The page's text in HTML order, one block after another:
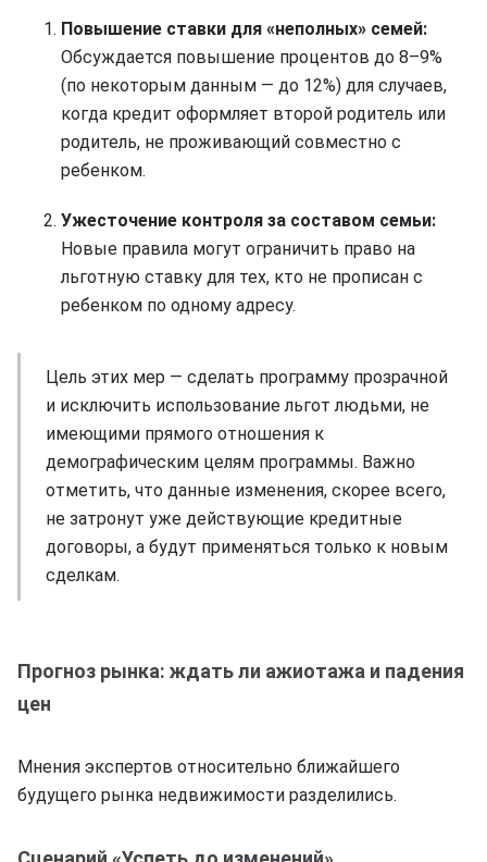
Повышение ставки для «неполных» семей:
Обсуждается повышение процентов до 8–9%
(по некоторым данным — до 12%) для случаев,
когда кредит оформляет второй родитель или
родитель, не проживающий совместно с
ребенком.
Ужесточение контроля за составом семьи:
Новые правила могут ограничить право на
льготную ставку для тех, кто не прописан с
ребенком по одному адресу.
Цель этих мер — сделать программу прозрачной
и исключить использование льгот людьми, не
имеющими прямого отношения к
демографическим целям программы. Важно
отметить, что данные изменения, скорее всего,
не затронут уже действующие кредитные
договоры, а будут применяться только к новым
сделкам.
Прогноз рынка: ждать ли ажиотажа и падения
цен
Мнения экспертов относительно ближайшего
будущего рынка недвижимости разделились.